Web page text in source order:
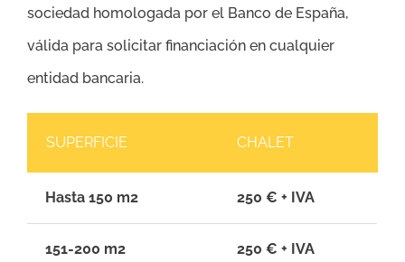
sociedad homologada por el Banco de España,
válida para solicitar financiación en cualquier
entidad bancaria.
SUPERFICIE CHALET
Hasta 150 m2 250 € + IVA
151-200 m2 250 € + IVA